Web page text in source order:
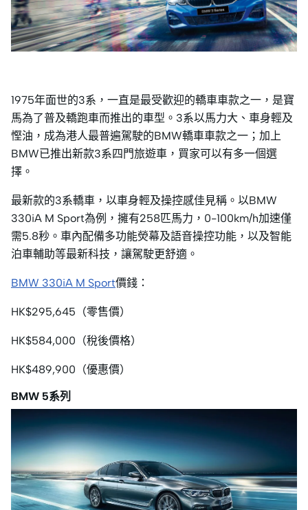
1975年面世的3系，一直是最受歡迎的轎車車款之一，是寶
馬為了普及轎跑車而推出的車型。3系以馬力大、車身輕及
慳油，成為港人最普遍駕駛的BMW轎車車款之一；加上
BMW已推出新款3系四門旅遊車，買家可以有多一個選
擇。
最新款的3系轎車，以車身輕及操控感佳見稱。以BMW
330iA M Sport為例，擁有258匹馬力，0-100km/h加速僅
需5.8秒。車內配備多功能熒幕及語音操控功能，以及智能
泊車輔助等最新科技，讓駕駛更舒適。
BMW 330iA M Sport價錢：
HK$295,645（零售價）
HK$584,000（稅後價格）
HK$489,900（優惠價）
BMW 5系列